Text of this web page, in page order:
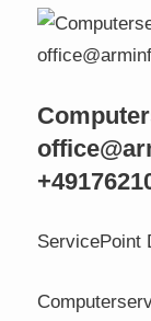
ServicePoint